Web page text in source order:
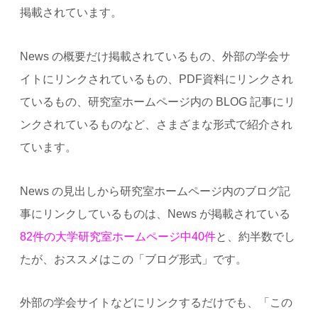
掲載されています。
News の概要だけ掲載されているもの、外部の学会サ
イトにリンクされているもの、PDF資料にリンクされ
ているもの、研究室ホームページ内の BLOG 記事にリ
ンクされているものなど、さまざまな形式で紹介され
ています。
News の見出しから研究室ホームページ内のブログ記
事にリンクしているものは、News が掲載されている
82件の大学研究室ホームページ中40件と、約半数でし
たが、おススメはこの「ブログ形式」です。
外部の学会サイトなどにリンクするだけでも、「この